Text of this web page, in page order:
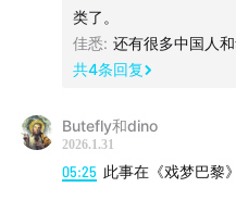
为艺术而艺术
对邪恶和越轨的热爱
萨德侯爵和波德莱尔
恶之花的艺术理念
社会自我和深层自我
类了。
佳悉: 还有很多中国人
共4条回复
Butefly和dino
2026.1.31
05:25 此事在《戏梦巴黎